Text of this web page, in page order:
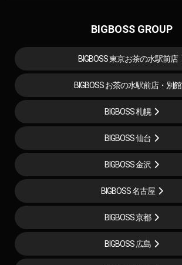
BIGBOSS GROUP
BIGBOSS 東京お茶の水駅前店
BIGBOSS お茶の水駅前店・別館
BIGBOSS 札幌
BIGBOSS 仙台
BIGBOSS 金沢
BIGBOSS 名古屋
BIGBOSS 京都
BIGBOSS 広島